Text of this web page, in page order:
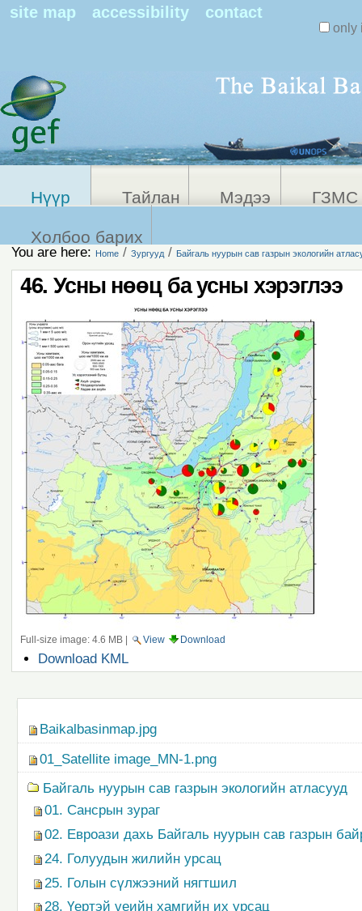
site map accessibility contact
only
Нүүр Тайлан Мэдээ ГЗМС
Холбоо барих
You are here: Home / Зургууд / Байгаль нуурын сав газрын экологийн
46. Усны нөөц ба усны хэрэглээ
Full-size image: 4.6 MB| View Download
Document
Actions
Download KML
Baikalbasinmap.jpg
01_Satellite image_MN-1.png
Байгаль нуурын сав газрын экологийн атласууд
01. Сансрын зураг
02. Евроази дахь Байгаль нуурын сав газрын
24. Голуудын жилийн урсац
25. Голын сүлжээний нягтшил
28. Үертэй үеийн хамгийн их урсац